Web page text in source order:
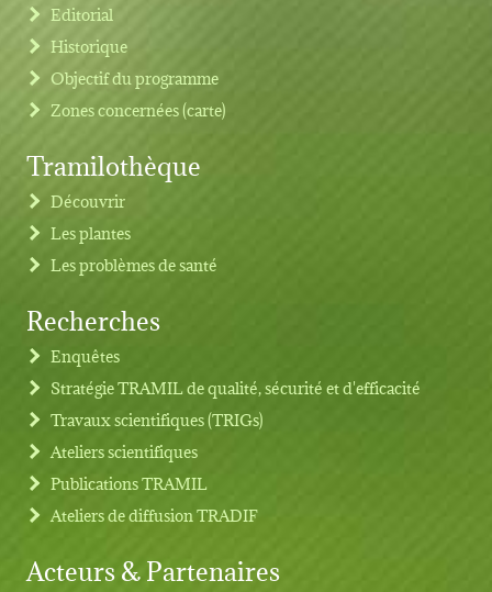
Footer menu
Editorial
Historique
Objectif du programme
Zones concernées (carte)
Tramilothèque
Découvrir
Les plantes
Les problèmes de santé
Recherches
Enquêtes
Stratégie TRAMIL de qualité, sécurité et d'efficacité
Travaux scientifiques (TRIGs)
Ateliers scientifiques
Publications TRAMIL
Ateliers de diffusion TRADIF
Acteurs & Partenaires